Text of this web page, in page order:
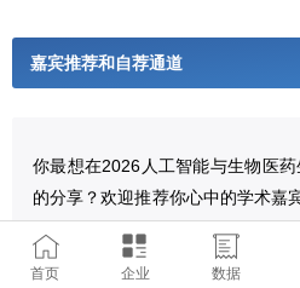
嘉宾推荐和自荐通道
你最想在2026人工智能与生物医
的分享？欢迎推荐你心中的学术嘉
你最想在AIBC2026现场见到谁？欢
首页 企业 数据